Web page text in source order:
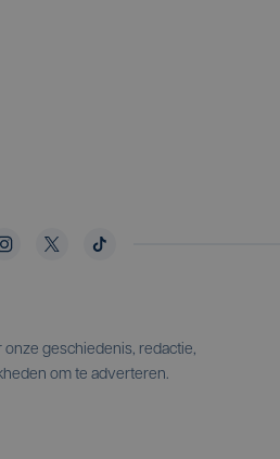
geschiedenis, redactie,
om te adverteren.